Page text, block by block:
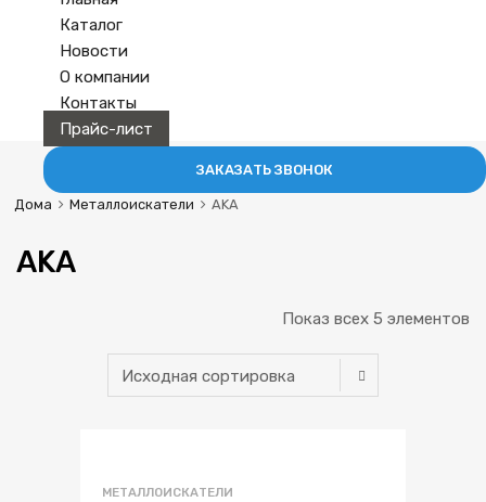
Каталог
Новости
О компании
Контакты
Прайс-лист
ЗАКАЗАТЬ ЗВОНОК
Дома Металлоискатели AKA
AKA
Показ всех 5 элементов
МЕТАЛЛОИСКАТЕЛИ